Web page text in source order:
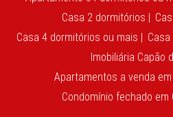
Casa 2 dormitórios |
Casa 4 dormitórios ou mais |
Imobiliária Capão
Apartamentos a venda
Condomínio fechado em